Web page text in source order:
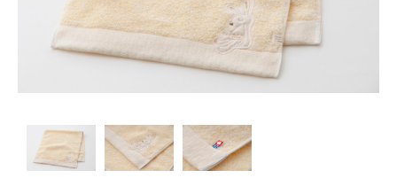
刺繍について
お買い物ガイド